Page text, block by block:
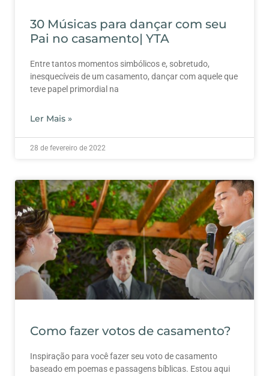
30 Músicas para dançar com seu
Pai no casamento| YTA
Entre tantos momentos simbólicos e, sobretudo,
inesquecíveis de um casamento, dançar com aquele que
teve papel primordial na
Ler Mais »
28 de fevereiro de 2022
Como fazer votos de casamento?
Inspiração para você fazer seu voto de casamento
baseado em poemas e passagens bíblicas. Estou aqui